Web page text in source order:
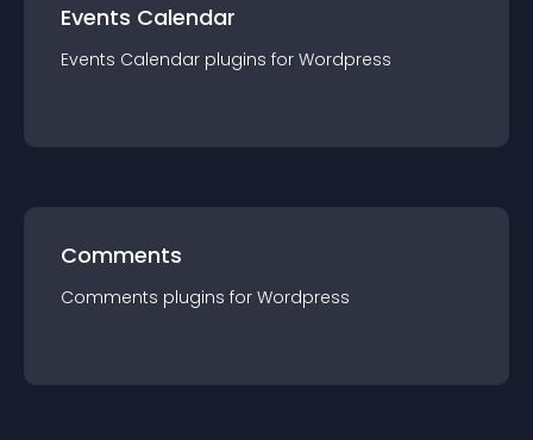
Events Calendar
Events Calendar plugins for Wordpress
Comments
Comments plugins for Wordpress